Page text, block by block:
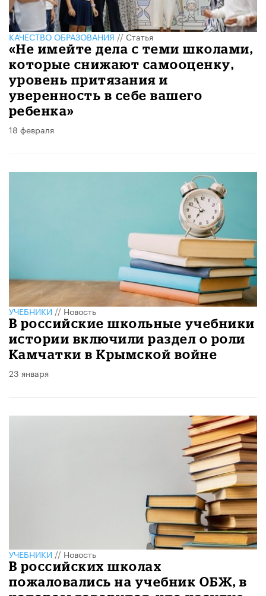
КАЧЕСТВО ОБРАЗОВАНИЯ//Статья
«Не имейте дела с теми школами,
которые снижают самооценку,
уровень притязания и
уверенность в себе вашего
ребенка»
18 февраля
УЧЕБНИКИ//Новость
В российские школьные учебники
истории включили раздел о роли
Камчатки в Крымской войне
23 января
УЧЕБНИКИ//Новость
В российских школах
пожаловались на учебник ОБЖ, в